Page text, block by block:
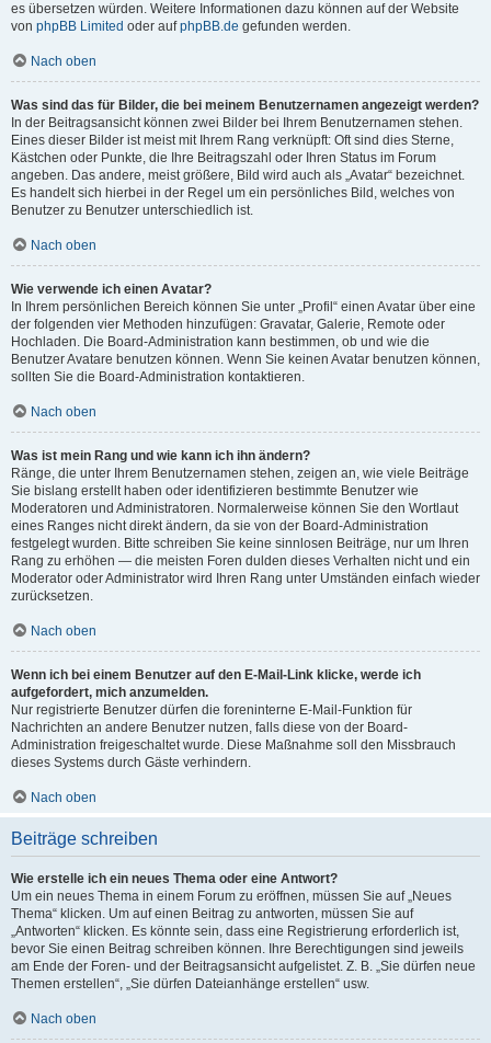
es übersetzen würden. Weitere Informationen dazu können auf der Website
von phpBB Limited oder aufphpBB.de gefunden werden.
Nach oben
Was sind das für Bilder, die bei meinem Benutzernamen angezeigt werden?
In der Beitragsansicht können zwei Bilder bei Ihrem Benutzernamen stehen.
Eines dieser Bilder ist meist mit Ihrem Rang verknüpft: Oft sind dies Sterne,
Kästchen oder Punkte, die Ihre Beitragszahl oder Ihren Status im Forum
angeben. Das andere, meist größere, Bild wird auch als „Avatar“ bezeichnet.
Es handelt sich hierbei in der Regel um ein persönliches Bild, welches von
Benutzer zu Benutzer unterschiedlich ist.
Nach oben
Wie verwende ich einen Avatar?
In Ihrem persönlichen Bereich können Sie unter „Profil“ einen Avatar über eine
der folgenden vier Methoden hinzufügen: Gravatar, Galerie, Remote oder
Hochladen. Die Board-Administration kann bestimmen, ob und wie die
Benutzer Avatare benutzen können. Wenn Sie keinen Avatar benutzen können,
sollten Sie die Board-Administration kontaktieren.
Nach oben
Was ist mein Rang und wie kann ich ihn ändern?
Ränge, die unter Ihrem Benutzernamen stehen, zeigen an, wie viele Beiträge
Sie bislang erstellt haben oder identifizieren bestimmte Benutzer wie
Moderatoren und Administratoren. Normalerweise können Sie den Wortlaut
eines Ranges nicht direkt ändern, da sie von der Board-Administration
festgelegt wurden. Bitte schreiben Sie keine sinnlosen Beiträge, nur um Ihren
Rang zu erhöhen — die meisten Foren dulden dieses Verhalten nicht und ein
Moderator oder Administrator wird Ihren Rang unter Umständen einfach wieder
zurücksetzen.
Nach oben
Wenn ich bei einem Benutzer auf den E-Mail-Link klicke, werde ich
aufgefordert, mich anzumelden.
Nur registrierte Benutzer dürfen die foreninterne E-Mail-Funktion für
Nachrichten an andere Benutzer nutzen, falls diese von der Board-
Administration freigeschaltet wurde. Diese Maßnahme soll den Missbrauch
dieses Systems durch Gäste verhindern.
Nach oben
Beiträge schreiben
Wie erstelle ich ein neues Thema oder eine Antwort?
Um ein neues Thema in einem Forum zu eröffnen, müssen Sie auf „Neues
Thema“ klicken. Um auf einen Beitrag zu antworten, müssen Sie auf
„Antworten“ klicken. Es könnte sein, dass eine Registrierung erforderlich ist,
bevor Sie einen Beitrag schreiben können. Ihre Berechtigungen sind jeweils
am Ende der Foren- und der Beitragsansicht aufgelistet. Z. B. „Sie dürfen neue
Themen erstellen“, „Sie dürfen Dateianhänge erstellen“ usw.
Nach oben